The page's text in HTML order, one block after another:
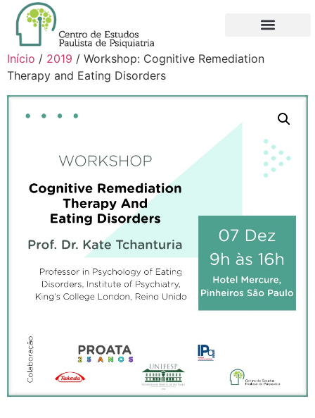
Início / 2019 / Workshop: Cognitive Remediation
Therapy and Eating Disorders